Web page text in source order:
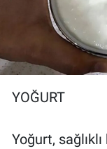
YOĞURT
Yoğurt,